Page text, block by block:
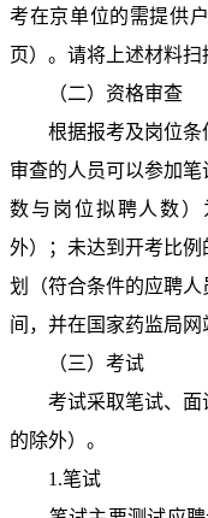
考在京单位的需提供
页）。请将上述材料扫
（二）资格审查
根据报考及岗位条
审查的人员可以参加
数与岗位拟聘人数
外）；未达到开考比
划（符合条件的应聘
间，并在国家药监局网
（三）考试
考试采取笔试、面
的除外）。
1.笔试